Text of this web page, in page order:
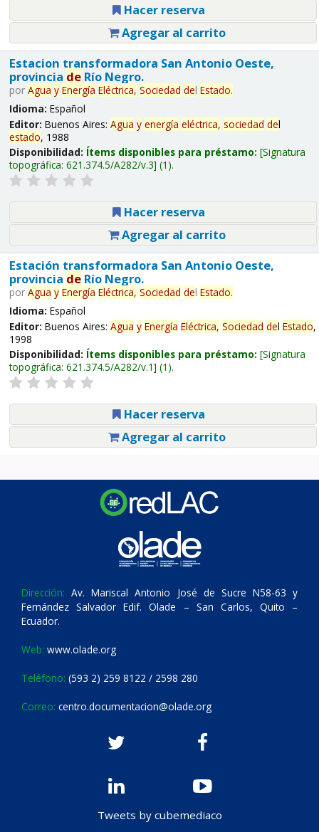
Hacer reserva
Agregar al carrito
Estacion transformadora San Antonio Oeste,
provincia deRío Negro.
por Agua y Energía Eléctrica, Sociedad del Estado.
Idioma: Español
Editor: Buenos Aires: Agua y energía eléctrica, sociedad del
estado, 1988
Disponibilidad: Ítems disponibles para préstamo: Signatura
topográfica: 621.374.5/A282/v.3 (1).
Hacer reserva
Agregar al carrito
Estación transformadora San Antonio Oeste,
provincia deRío Negro.
por Agua y Energía Eléctrica, Sociedad del Estado.
Idioma: Español
Editor: Buenos Aires: Agua y Energía Eléctrica, Sociedad del Estado,
1998
Disponibilidad: Ítems disponibles para préstamo: Signatura
topográfica: 621.374.5/A282/v.1 (1).
Hacer reserva
Agregar al carrito
Dirección: Av. Mariscal Antonio José de Sucre N58-63 y
Fernández Salvador Edif. Olade – San Carlos, Quito –
Ecuador.
Web: www.olade.org
Teléfono: (593 2) 259 8122 / 2598 280
Correo: centro.documentacion@olade.org
Tweets by cubemediaco